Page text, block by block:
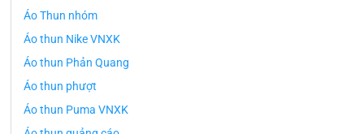
Áo Thun nhóm
Áo thun Nike VNXK
Áo thun Phản Quang
Áo thun phượt
Áo thun Puma VNXK